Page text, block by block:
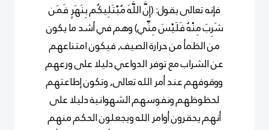
فإنه تعالى يقول:(إِنَّ اللَّهَ مُبْتَلِيكُم بِنَهَرٍ فَمَن
شَرِبَ مِنْهُ فَلَيْسَ مِنِّي)وهم في أشد ما يكون
من الظمأ من حرارة الصيف, فيكون امتناعهم
عن الشراب مع توفر الدواعي دليلا على ورعهم
ووقوفهم عند أمر الله تعالى, وتكون إطاعتهم
لحظوظهم ونفوسهم الشهوانية دليلا على
أنهم يحقرون أوامر الله ويجعلون الحكم منهم